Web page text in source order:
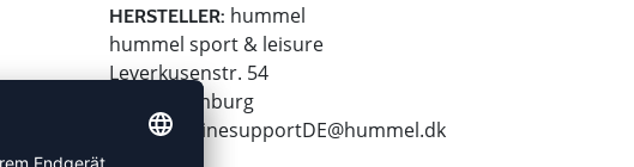
HERSTELLER: hummel
hummel sport & leisure
Leverkusenstr. 54
22761 Hamburg
E-Mail: onlinesupportDE@hummel.dk